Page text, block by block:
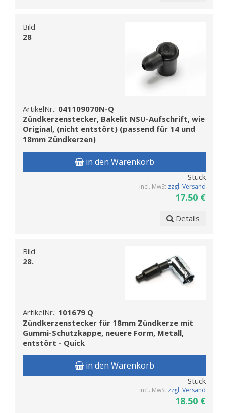
Bild
28
ArtikelNr.: 041109070N-Q
Zündkerzenstecker, Bakelit NSU-Aufschrift, wie
Original, (nicht entstört) (passend für 14 und
18mm Zündkerzen)
in den Warenkorb
Stück
incl. MwSt zzgl. Versand
17.50 €
Details
Bild
28.
ArtikelNr.: 101679 Q
Zündkerzenstecker für 18mm Zündkerze mit
Gummi-Schutzkappe, neuere Form, Metall,
entstört - Quick
in den Warenkorb
Stück
incl. MwSt zzgl. Versand
18.50 €